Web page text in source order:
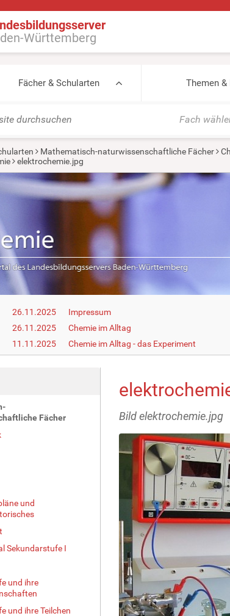
Württemberg
Fächer & Schularten Themen &
Fach
Mathematisch-naturwissenschaftliche Fächer
elektrochemie.jpg
26.11.2025
Impressum
26.11.2025
Chemie im Alltag
11.11.2025
Chemie im Alltag - das Experiment
Fächer
und
Sekundarstufe I
und ihre
und ihre Teilchen
Bild elektrochemie.jpg